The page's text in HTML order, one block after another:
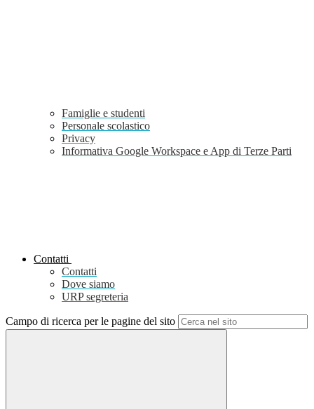
Famiglie e studenti
Personale scolastico
Privacy
Informativa Google Workspace e App di Terze Parti
Contatti
Contatti
Dove siamo
URP segreteria
Campo di ricerca per le pagine del sito